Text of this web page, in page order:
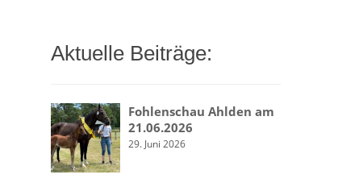
Aktuelle Beiträge:
Fohlenschau Ahlden am
21.06.2026
29. Juni 2026